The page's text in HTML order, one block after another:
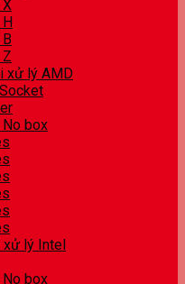
xử lý AMD
No box
xử lý Intel
No box